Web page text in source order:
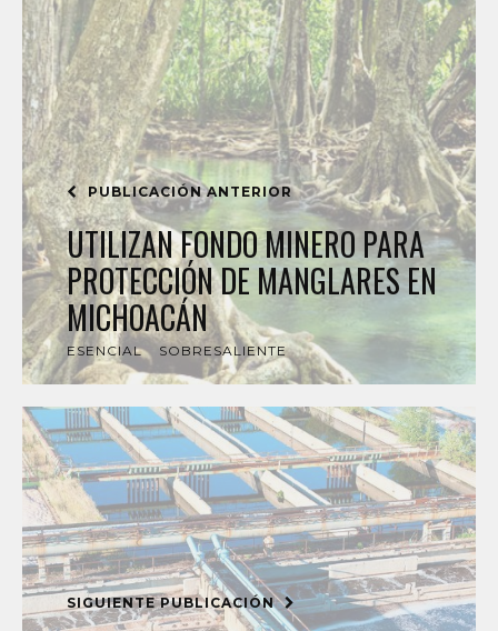
PUBLICACIÓN ANTERIOR
UTILIZAN FONDO MINERO PARA
PROTECCIÓN DE MANGLARES EN
MICHOACÁN
ESENCIAL SOBRESALIENTE
SIGUIENTE PUBLICACIÓN